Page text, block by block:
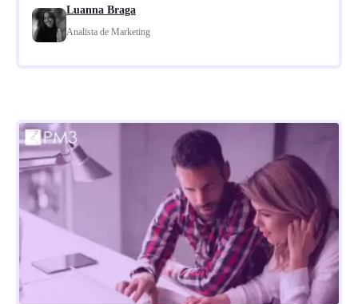
Luanna Braga
Analista de Marketing